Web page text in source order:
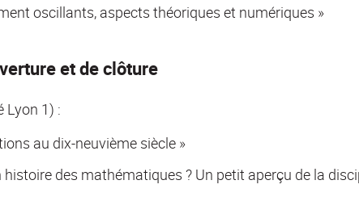
oscillants, aspects théoriques et numériques »
et de clôture
Lyon 1) :
au dix-neuvième siècle »
histoire des mathématiques ? Un petit aperçu de la